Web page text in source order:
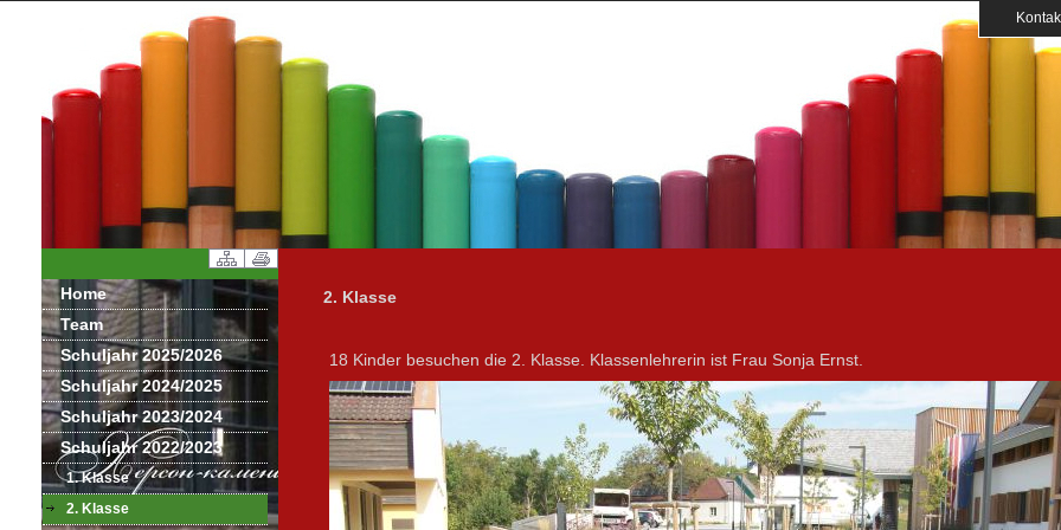
Home
Team
Schuljahr 2025/2026
Schuljahr 2024/2025
Schuljahr 2023/2024
Schuljahr 2022/2023
1. Klasse
2. Klasse
2. Klasse
18 Kinder besuchen die 2. Klasse. Klassenlehrerin ist Frau Sonja Ernst.